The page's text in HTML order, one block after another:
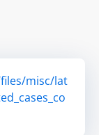
misc/lat